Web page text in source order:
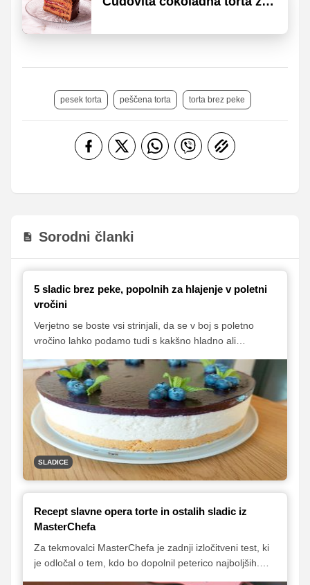
pesek torta peščena torta torta brez peke
Sorodni članki
5 sladic brez peke, popolnih za hlajenje v poletni
vročini
Verjetno se boste vsi strinjali, da se v boj s poletno
vročino lahko podamo tudi s kakšno hladno ali
sladic, ki se odlično priležejo v poletni vročini, zanje pa
vam tudi ne bo treba prižigati pečice, zato bo vaša
kuhinja med njihovo pripravo ostala prijetno hladna.
SLADICE
Recept slavne opera torte in ostalih sladic iz
MasterChefa
Za tekmovalci MasterChefa je zadnji izločitveni test, ki
je odločal o tem, kdo bo dopolnil peterico najboljših.